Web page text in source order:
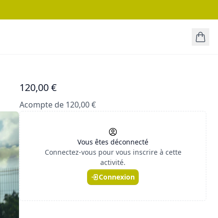
120,00 €
Acompte de 120,00 €
Vous êtes déconnecté
Connectez-vous pour vous inscrire à cette
activité.
Connexion